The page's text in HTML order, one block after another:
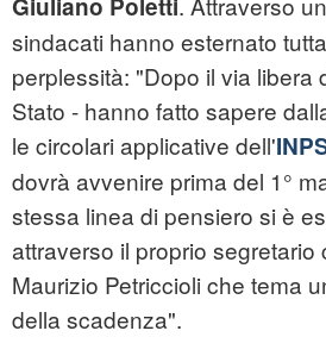
Giuliano Poletti
sindacati hanno esternato
perplessità: "Dopo il via libera
Stato - hanno fatto sapere
le circolari applicative dell'
dovrà avvenire prima del 1°
stessa linea di pensiero si è
attraverso il proprio segretario
Maurizio Petriccioli che tema
della scadenza".